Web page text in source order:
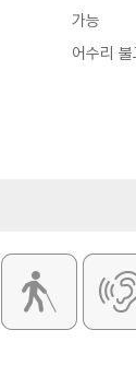
가능
어수리